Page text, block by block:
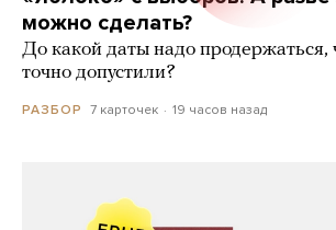
можно сделать?
До какой даты надо продержаться,
точно допустили?
РАЗБОР 7 карточек 19 часов назад